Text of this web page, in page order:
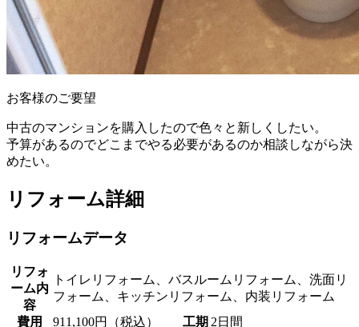
お客様のご要望
中古のマンションを購入したので色々と新しくしたい。
予算があるのでどこまでやる必要があるのか相談しながら決
めたい。
リフォーム詳細
リフォームデータ
リフォ
ーム内
容
トイレリフォーム、バスルームリフォーム、洗面リ
フォーム、キッチンリフォーム、内装リフォーム
費用
911,100円（税込） 工期 2日間